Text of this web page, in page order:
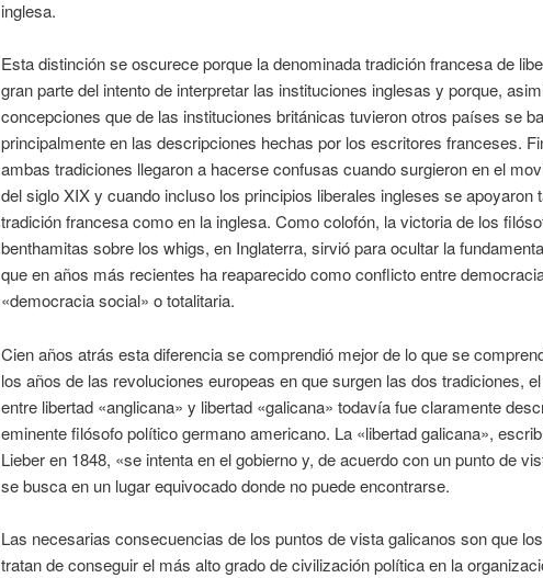
inglesa.
Esta distinción se oscurece porque la denominada tradición francesa de
gran parte del intento de interpretar las instituciones inglesas y porque,
concepciones que de las instituciones británicas tuvieron otros países se
principalmente en las descripciones hechas por los escritores franceses.
ambas tradiciones llegaron a hacerse confusas cuando surgieron en el
del siglo XIX y cuando incluso los principios liberales ingleses se apoyaron
tradición francesa como en la inglesa. Como colofón, la victoria de los
benthamitas sobre los whigs, en Inglaterra, sirvió para ocultar la
que en años más recientes ha reaparecido como conflicto entre
«democracia social» o totalitaria.
Cien años atrás esta diferencia se comprendió mejor de lo que se
los años de las revoluciones europeas en que surgen las dos tradiciones,
entre libertad «anglicana» y libertad «galicana» todavía fue claramente
eminente filósofo político germano americano. La «libertad galicana»,
Lieber en 1848, «se intenta en el gobierno y, de acuerdo con un punto de
se busca en un lugar equivocado donde no puede encontrarse.
Las necesarias consecuencias de los puntos de vista galicanos son que
tratan de conseguir el más alto grado de civilización política en la